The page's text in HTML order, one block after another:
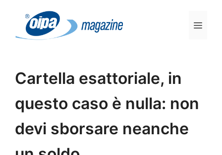
contenuto
Cartella esattoriale, in
questo caso è nulla: non
devi sborsare neanche